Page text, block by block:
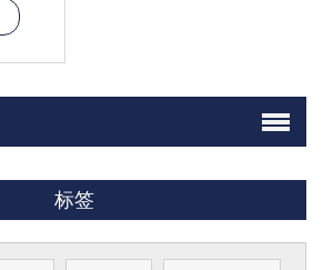
标签